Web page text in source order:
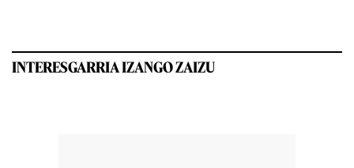
INTERESGARRIA IZANGO ZAIZU